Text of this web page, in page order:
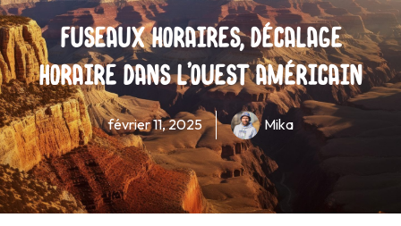
Fuseaux horaires, décalage
horaire dans l’ouest américain
février 11, 2025 Mika